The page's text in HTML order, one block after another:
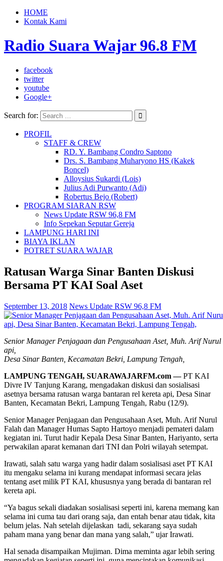
HOME
Kontak Kami
Radio Suara Wajar 96.8 FM
facebook
twitter
youtube
Google+
Search for:
PROFIL
STAFF & CREW
RD. Y. Bambang Condro Saptono
Drs. S. Bambang Muharyono HS (Kakek
Boncel)
Alloysius Sukardi (Lois)
Julius Adi Purwanto (Adi)
Robertus Bejo (Robert)
PROGRAM SIARAN RSW
News Update RSW 96,8 FM
Info Sepekan Seputar Gereja
LAMPUNG HARI INI
BIAYA IKLAN
POTRET SUARA WAJAR
Ratusan Warga Sinar Banten Diskusi
Bersama PT KAI Soal Aset
September 13, 2018 News Update RSW 96,8 FM
Senior Manager Penjagaan dan Pengusahaan Aset, Muh. Arif
api,
Desa Sinar Banten, Kecamatan Bekri, Lampung Tengah,
LAMPUNG TENGAH, SUARAWAJARFM.com —PT KAI
Divre IV Tanjung Karang, mengadakan diskusi dan sosialisasi
asetnya bersama ratusan warga bantaran rel kereta api, Desa Sinar
Banten, Kecamatan Bekri, Lampung Tengah, Rabu (12/9).
Senior Manager Penjagaan dan Pengusahaan Aset, Muh. Arif Nurul
Falah dan Manager Humas Sapto Hartoyo menjadi pemateri dalam
kegiatan ini. Turut hadir Kepala Desa Sinar Banten, Hariyanto, serta
perwakilan aparat kemanan dari TNI dan Polri wilayah setempat.
Irawati, salah satu warga yang hadir dalam sosialisasi aset PT KAI
itu mengaku selama ini kurang mendapat informasi secara jelas
tentang aset milik PT KAI, khususnya yang berada di bantaran rel
kereta api.
“Ya bagus sekali diadakan sosialisasi seperti ini, karena memang kan
selama ini cuma tau dari orang saja, dan entah benar atau tidak, kita
belum jelas. Nah setelah dijelaskan tadi, sekarang saya sudah
paham mana yang benar dan mana yang salah,” ujar Irawati.
Hal senada disampaikan Mujiman. Dima meminta agar lebih sering